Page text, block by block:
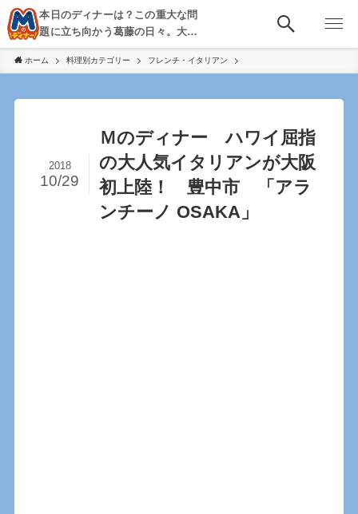
本日のディナーは？この重大な問
題に立ち向かう葛藤の日々。大
阪・京都・神戸を中心とした食べ
歩き、飲み歩きを綴る。
ホーム 料理別カテゴリー フレンチ・イタリアン
Ｍのディナー ハワイ屈指
の大人気イタリアンが大阪
初上陸！ 豊中市 「アラ
ンチーノ OSAKA」
2018
10/29